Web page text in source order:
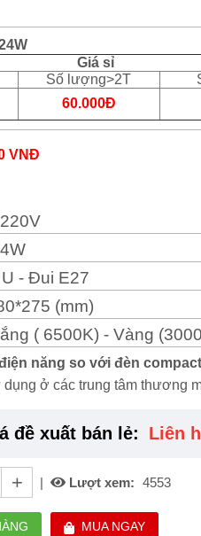
Giá sỉ
Số lượng>2T
60.000Đ
VNĐ
- Đui E27
(mm)
( 6500K) - Vàng
năng so với đèn
dụng ở các trung tâm thương
đề xuất bán lẻ: Liên
+ | Lượt xem: 4553
MUA NGAY